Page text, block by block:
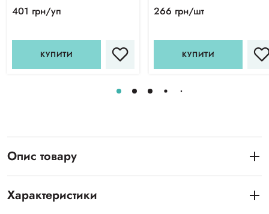
401 грн/уп
КУПИТИ
266 грн/шт
КУПИТИ
Опис товару
Характеристики